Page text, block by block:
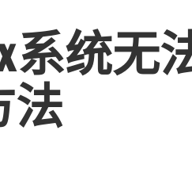
系统无
法